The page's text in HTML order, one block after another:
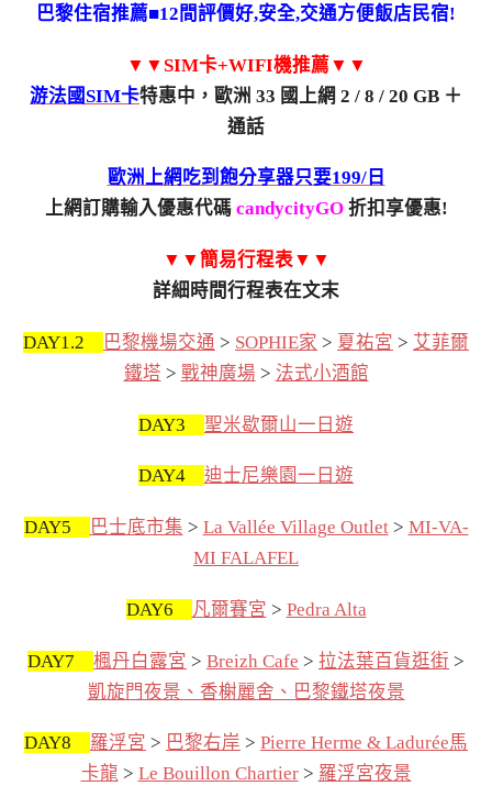
巴黎住宿推薦■12間評價好,安全,交通方便飯店民宿!
▼▼SIM卡+WIFI機推薦▼▼
游法國SIM卡特惠中，歐洲 33 國上網 2 / 8 / 20 GB ＋
通話
歐洲上網吃到飽分享器只要199/日
上網訂購輸入優惠代碼candycityGO折扣享優惠!
▼▼簡易行程表▼▼
詳細時間行程表在文末
DAY1.2 巴黎機場交通 > SOPHIE家 > 夏祐宮 > 艾菲爾
鐵塔 > 戰神廣場 > 法式小酒館
DAY3 聖米歇爾山一日遊
DAY4 迪士尼樂園一日遊
DAY5 巴士底市集 > La Vallée Village Outlet> MI-VA-
MI FALAFEL
DAY6 凡爾賽宮 > Pedra Alta
DAY7 楓丹白露宮 > Breizh Cafe > 拉法葉百貨逛街 >
凱旋門夜景、香榭麗舍、巴黎鐵塔夜景
DAY8 羅浮宮 > 巴黎右岸 > Pierre Herme & Ladurée馬
卡龍 > Le Bouillon Chartier> 羅浮宮夜景